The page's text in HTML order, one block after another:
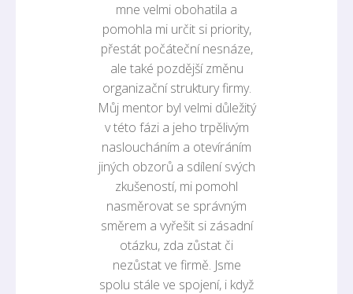
mne velmi obohatila a
pomohla mi určit si priority,
přestát počáteční nesnáze,
ale také pozdější změnu
organizační struktury firmy.
Můj mentor byl velmi důležitý
v této fázi a jeho trpělivým
nasloucháním a otevíráním
jiných obzorů a sdílení svých
zkušeností, mi pomohl
nasměrovat se správným
směrem a vyřešit si zásadní
otázku, zda zůstat či
nezůstat ve firmě. Jsme
spolu stále ve spojení, i když